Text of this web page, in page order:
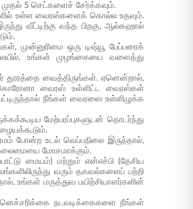
முதல் 5 செட்களைச் சேர்க்கவும்.
உள்ள வைரஸ்களைக் கொல்ல உதவும்.
வீட்டிற்கு வந்த பிறகு, ஆல்கஹால்
முன்னுரிமை ஒரு டிஷ்யூ பேப்பரைக்
உங்கள் முழங்கையை வளைத்து
தூரத்தை வைத்திருங்கள். ஏனென்றால்,
கொரோனா வைரஸ் உள்ளிட்ட வைரஸ்கள்
நீங்கள் வைரஸை உள்ளிழுக்க
மேற்பரப்புகளுடன் தொடர்ந்து
போன்ற உடல் வெப்பநிலை இருந்தால்,
மோசமாக்கும்.
மையம்) மற்றும் என்எச்பி (தேசிய
வரும் தகவல்களைப் பற்றி
உங்கள் மருத்துவ பயிற்சியாளர்களின்
நடவடிக்கைகளை நீங்கள்